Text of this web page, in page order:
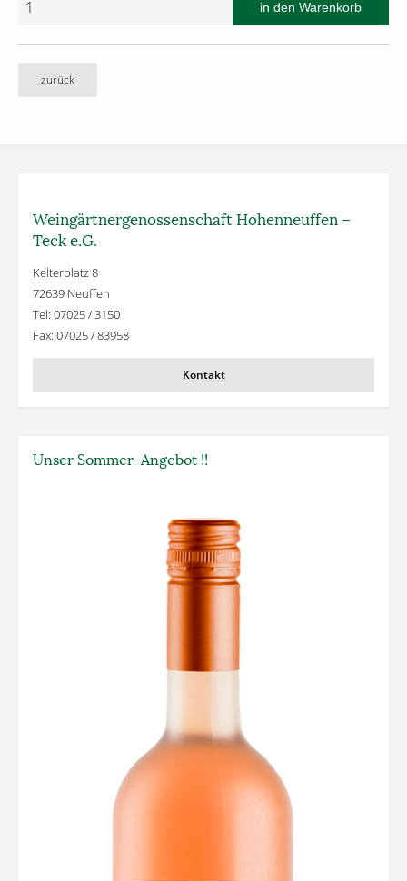
zurück
Weingärtner­genossenschaft Hohenneuffen –
Teck e.G.
Kelterplatz 8
72639 Neuffen
Tel: 07025 / 3150
Fax: 07025 / 83958
Kontakt
Unser Sommer-Angebot !!